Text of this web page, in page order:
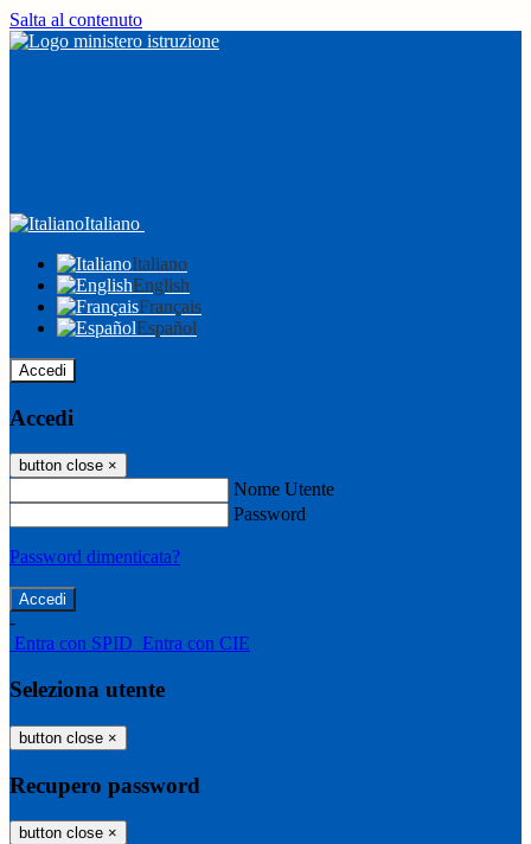
Salta al contenuto
Italiano
Italiano
English
Français
Español
Accedi
Accedi
button close ×
Nome Utente
Password
Password dimenticata?
-
Entra con SPID Entra con CIE
Seleziona utente
button close ×
Recupero password
button close ×